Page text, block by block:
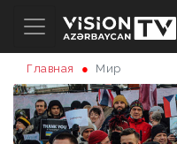
Главная Mир